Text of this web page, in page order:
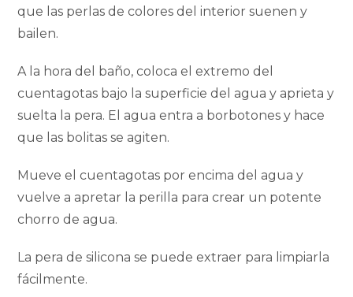
que las perlas de colores del interior suenen y
bailen.
A la hora del baño, coloca el extremo del
cuentagotas bajo la superficie del agua y aprieta y
suelta la pera. El agua entra a borbotones y hace
que las bolitas se agiten.
Mueve el cuentagotas por encima del agua y
vuelve a apretar la perilla para crear un potente
chorro de agua.
La pera de silicona se puede extraer para limpiarla
fácilmente.